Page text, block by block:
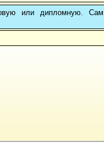
или дипломную. Сам